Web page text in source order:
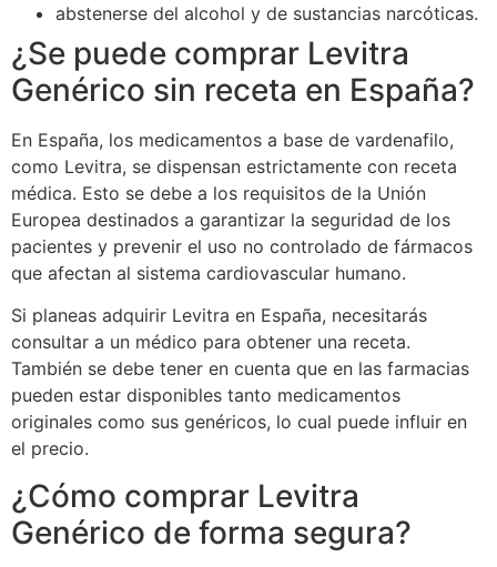
abstenerse del alcohol y de sustancias narcóticas.
¿Se puede comprar Levitra
Genérico sin receta en España?
En España, los medicamentos a base de vardenafilo,
como Levitra, se dispensan estrictamente con receta
médica. Esto se debe a los requisitos de la Unión
Europea destinados a garantizar la seguridad de los
pacientes y prevenir el uso no controlado de fármacos
que afectan al sistema cardiovascular humano.
Si planeas adquirir Levitra en España, necesitarás
consultar a un médico para obtener una receta.
También se debe tener en cuenta que en las farmacias
pueden estar disponibles tanto medicamentos
originales como sus genéricos, lo cual puede influir en
el precio.
¿Cómo comprar Levitra
Genérico de forma segura?